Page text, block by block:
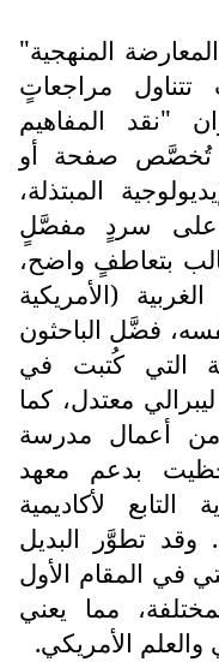
المنهجية"
مراجعاتٍ
"نقد المفاهيم
تُخصَّص صفحة أو
المبتذلة،
على سردٍ مفصَّلٍ
بتعاطفٍ واضح،
(الأمريكية
فضَّل الباحثون
التي كُتبت في
معتدل، كما
أعمال مدرسة
حظيت بدعم معهد
التابع لأكاديمية
وقد تطوَّر البديل
في المقام الأول
مما يعني
الأمريكي.